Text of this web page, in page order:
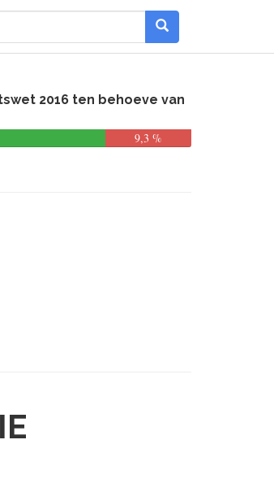
2016 ten behoeve van
9,3 %